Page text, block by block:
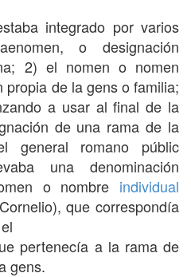
integrado por varios
o designación
2) el nomen o nomen
de la gens o familia;
a usar al final de la
de una rama de la
general romano públic
una denominación
o nombre individual
que correspondía
pertenecía a la rama de
gens.